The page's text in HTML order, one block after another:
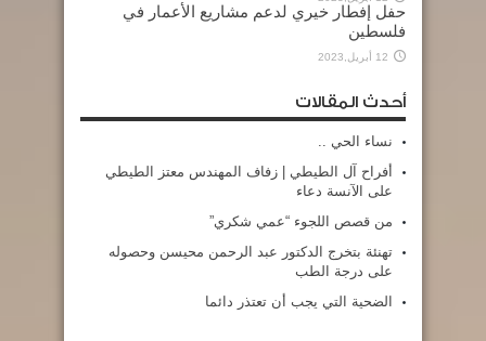
حفل إفطار خيري لدعم مشاريع الأعمار في
فلسطين
12 أبريل,2023
أحدث المقالات
نساء الحي ..
أفراح آل الطيطي | زفاف المهندس معتز الطيطي
على الآنسة دعاء
من قصص اللجوء “عمي شكري”
تهنئة بتخرج الدكتور عبد الرحمن محيسن وحصوله
على درجة الطب
الضحية التي يجب أن تعتذر دائما